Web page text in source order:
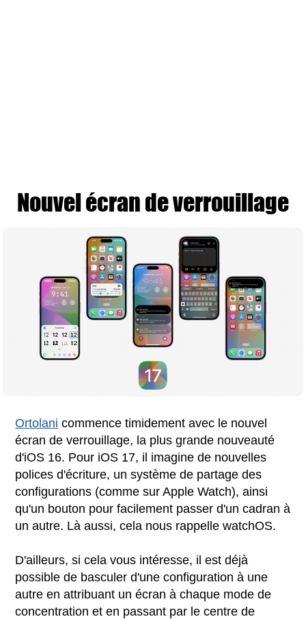
Nouvel écran de verrouillage
Ortolani commence timidement avec le nouvel
écran de verrouillage, la plus grande nouveauté
d'iOS 16. Pour iOS 17, il imagine de nouvelles
polices d'écriture, un système de partage des
configurations (comme sur Apple Watch), ainsi
qu'un bouton pour facilement passer d'un cadran à
un autre. Là aussi, cela nous rappelle watchOS.
D'ailleurs, si cela vous intéresse, il est déjà
possible de basculer d'une configuration à une
autre en attribuant un écran à chaque mode de
concentration et en passant par le centre de